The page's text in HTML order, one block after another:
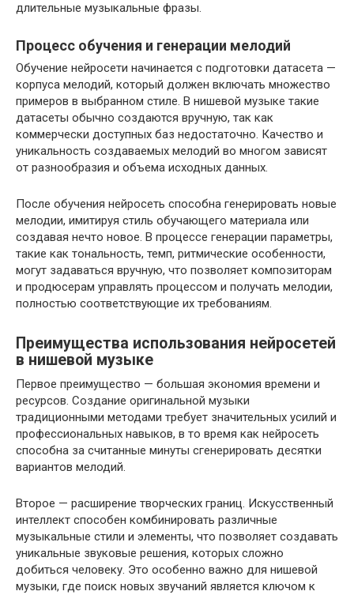
длительные музыкальные фразы.
Процесс обучения и генерации мелодий
Обучение нейросети начинается с подготовки датасета —
корпуса мелодий, который должен включать множество
примеров в выбранном стиле. В нишевой музыке такие
датасеты обычно создаются вручную, так как
коммерчески доступных баз недостаточно. Качество и
уникальность создаваемых мелодий во многом зависят
от разнообразия и объема исходных данных.
После обучения нейросеть способна генерировать новые
мелодии, имитируя стиль обучающего материала или
создавая нечто новое. В процессе генерации параметры,
такие как тональность, темп, ритмические особенности,
могут задаваться вручную, что позволяет композиторам
и продюсерам управлять процессом и получать мелодии,
полностью соответствующие их требованиям.
Преимущества использования нейросетей
в нишевой музыке
Первое преимущество — большая экономия времени и
ресурсов. Создание оригинальной музыки
традиционными методами требует значительных усилий и
профессиональных навыков, в то время как нейросеть
способна за считанные минуты сгенерировать десятки
вариантов мелодий.
Второе — расширение творческих границ. Искусственный
интеллект способен комбинировать различные
музыкальные стили и элементы, что позволяет создавать
уникальные звуковые решения, которых сложно
добиться человеку. Это особенно важно для нишевой
музыки, где поиск новых звучаний является ключом к